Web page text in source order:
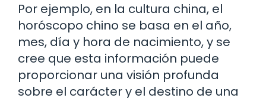
Por ejemplo, en la cultura china, el
horóscopo chino se basa en el año,
mes, día y hora de nacimiento, y se
cree que esta información puede
proporcionar una visión profunda
sobre el carácter y el destino de una